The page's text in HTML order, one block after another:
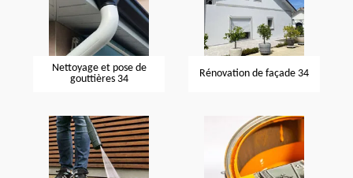
Nettoyage et pose de
gouttières 34
Rénovation de façade 34